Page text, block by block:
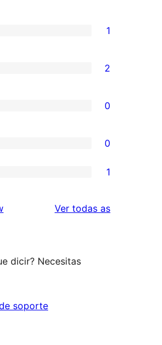
1
2
0
0
1
Ver todas asvaloracións
dicir? Necesitas
soporte